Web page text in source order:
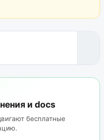
и docs
бесплатные